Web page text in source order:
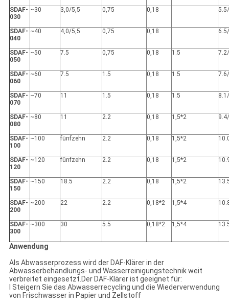
SDAF-
030
~30 3,0/5,5 0,75 0,18
SDAF-
040
~40 4,0/5,5 0,75 0,18
SDAF-
050
~50 7.5 0,75 0,18 1.5
SDAF-
060
~60 7.5 1.5 0,18 1.5
SDAF-
070
~70 11 1.5 0,18 1.5
SDAF-
080
~80 11 2.2 0,18 1,5*2
SDAF-
100
~100 fünfzehn 2.2 0,18 1,5*2
SDAF-
120
~120 fünfzehn 2.2 0,18 1,5*2
SDAF-
150
~150 18.5 2.2 0,18 1,5*2
SDAF-
200
~200 22 2.2 0,18*2 1,5*4
SDAF-
300
~300 30 5.5 0,18*2 1,5*4
Anwendung
Als Abwasserprozess wird der DAF-Klärer in der
Abwasserbehandlungs- und Wasserreinigungstechnik weit
verbreitet eingesetzt.Der DAF-Klärer ist geeignet für:
l Steigern Sie das Abwasserrecycling und die Wiederverwendung
von Frischwasser in Papier und Zellstoff